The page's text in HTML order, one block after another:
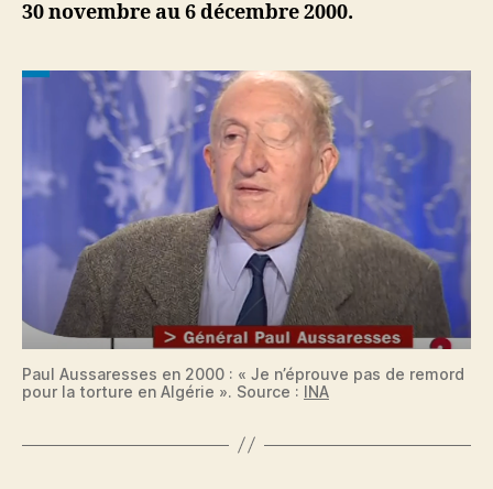
30 novembre au 6 décembre 2000.
Paul Aussaresses en 2000 : « Je n’éprouve pas de remord
pour la torture en Algérie ». Source : INA